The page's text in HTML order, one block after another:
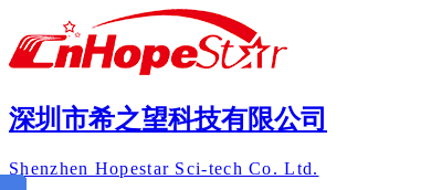
深圳市希之望科技有限公司
Shenzhen Hopestar Sci-tech Co. Ltd.